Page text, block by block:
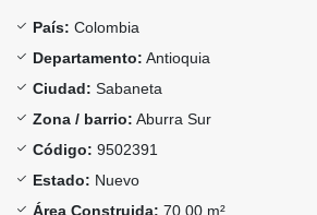
País: Colombia
Departamento: Antioquia
Ciudad: Sabaneta
Zona / barrio: Aburra Sur
Código: 9502391
Estado: Nuevo
Área Construida: 70.00 m²